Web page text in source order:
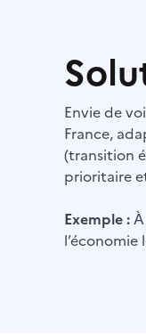
Envie de
France,
(transition
prioritaire
Exemple :